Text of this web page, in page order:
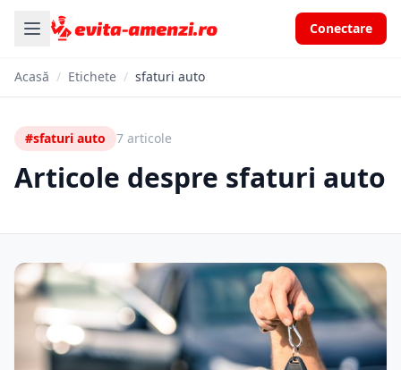
Conectare
Acasă / Etichete / sfaturi auto
#sfaturi auto 7 articole
Articole despre sfaturi auto